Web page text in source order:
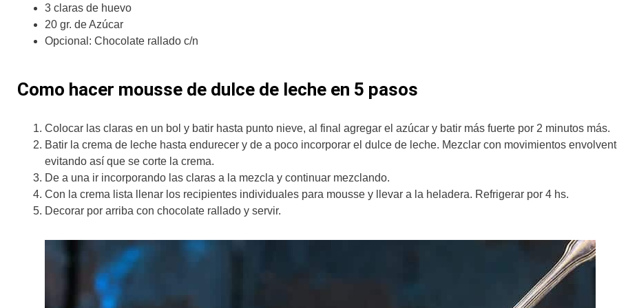
3 claras de huevo
20 gr. de Azúcar
Opcional: Chocolate rallado c/n
Como hacer mousse de dulce de leche en 5 pasos
Colocar las claras en un bol y batir hasta punto nieve, al final agregar el azúcar y batir más fuerte por 2 minutos más.
Batir la crema de leche hasta endurecer y de a poco incorporar el dulce de leche. Mezclar con movimientos
evitando así que se corte la crema.
De a una ir incorporando las claras a la mezcla y continuar mezclando.
Con la crema lista llenar los recipientes individuales para mousse y llevar a la heladera. Refrigerar por 4 hs.
Decorar por arriba con chocolate rallado y servir.